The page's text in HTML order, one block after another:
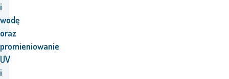
i
wodę
oraz
promieniowanie
UV
i